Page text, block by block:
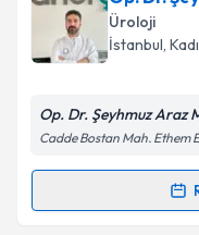
talebi oluşturun.
için bir takvim
bilgilendireceğiz.
Kişisel
Üroloji
İstanbul,
Op. Dr. Şeyhmuz Araz
Cadde Bostan Mah. Ethem
Randevu